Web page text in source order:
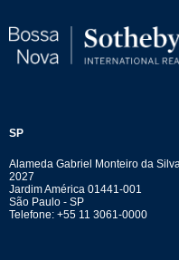
SP
Alameda Gabriel Monteiro da
2027
Jardim América 01441-001
São Paulo - SP
Telefone: +55 11 3061-0000